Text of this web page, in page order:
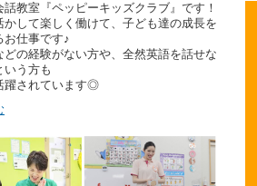
話教室『ペッピーキッズクラブ』です！
かして楽しく働けて、子ども達の成長を
お仕事です♪
どの経験がない方や、全然英語を話せな
いう方も
躍されています◎